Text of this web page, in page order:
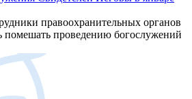
правоохранительных органов
помешать проведению богослужений